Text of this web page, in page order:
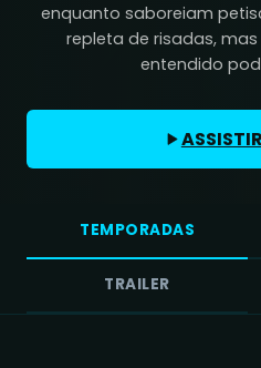
enquanto saboreiam
repleta de risadas,
entendido
TEMPORADAS
TRAILER